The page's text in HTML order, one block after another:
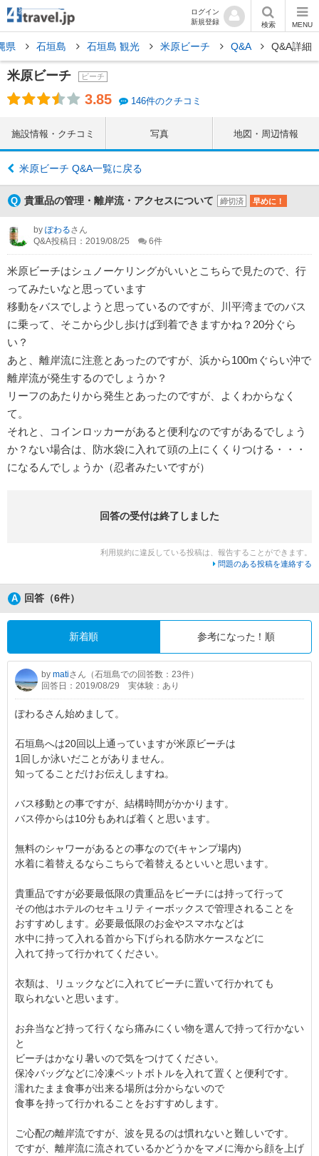
ログイン
新規登録
検索 MENU
県 石垣島 石垣島 観光 米原ビーチ Q&A Q&A詳細
米原ビーチ ビーチ
3.85 146件のクチコミ
施設情報・クチコミ 写真 地図・周辺情報
米原ビーチ Q&A一覧に戻る
貴重品の管理・離岸流・アクセスについて 締切済 早めに！
by ぽわるさん
Q&A投稿日：2019/08/25
6件
米原ビーチはシュノーケリングがいいとこちらで見たので、行
ってみたいなと思っています
移動をバスでしようと思っているのですが、川平湾までのバス
に乗って、そこから少し歩けば到着できますかね？20分ぐら
い？
あと、離岸流に注意とあったのですが、浜から100mぐらい沖で
離岸流が発生するのでしょうか？
リーフのあたりから発生とあったのですが、よくわからなく
て。
それと、コインロッカーがあると便利なのですがあるでしょう
か？ない場合は、防水袋に入れて頭の上にくくりつける・・・
になるんでしょうか（忍者みたいですが）
回答の受付は終了しました
利用規約に違反している投稿は、報告することができます。
問題のある投稿を連絡する
回答（6件）
新着順 参考になった！順
by matiさん（石垣島での回答数：23件）
回答日：2019/08/29
実体験：あり
ぽわるさん始めまして。
石垣島へは20回以上通っていますが米原ビーチは
1回しか泳いだことがありません。
知ってることだけお伝えしますね。
バス移動との事ですが、結構時間がかかります。
バス停からは10分もあれば着くと思います。
無料のシャワーがあるとの事なので(キャンプ場内)
水着に着替えるならこちらで着替えるといいと思います。
貴重品ですが必要最低限の貴重品をビーチには持って行って
その他はホテルのセキュリティーボックスで管理されることを
おすすめします。必要最低限のお金やスマホなどは
水中に持って入れる首から下げられる防水ケースなどに
入れて持って行かれてください。
衣類は、リュックなどに入れてビーチに置いて行かれても
取られないと思います。
お弁当など持って行くなら痛みにくい物を選んで持って行かない
と
ビーチはかなり暑いので気をつけてください。
保冷バッグなどに冷凍ペットボトルを入れて置くと便利です。
濡れたまま食事が出来る場所は分からないので
食事を持って行かれることをおすすめします。
ご心配の離岸流ですが、波を見るのは慣れないと難しいです。
ですが、離岸流に流されているかどうかをマメに海から顔を上げ